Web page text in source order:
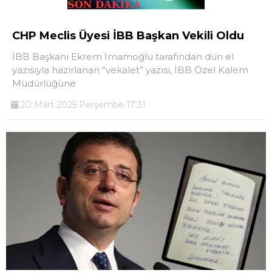
CHP Meclis Üyesi İBB Başkan Vekili Oldu
İBB Başkanı Ekrem İmamoğlu tarafından dün el
yazısıyla hazırlanan “vekalet” yazısı, İBB Özel Kalem
Müdürlüğüne
20 Mart 2025 Perşembe 17:31